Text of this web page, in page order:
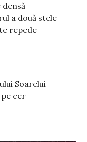
a două stele
repede
Soarelui
pe cer